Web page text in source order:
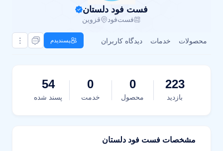
فست فود دلستان
فست‌فود قزوین
محصولات خدمات دیدگاه کاربران پسندیدم
223
بازدید
0
محصول
0
خدمت
54
پسند شده
مشخصات فست فود دلستان